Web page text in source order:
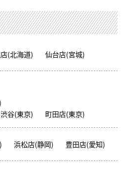
(北海道) 仙台店(宮城)
渋谷(東京)
町田店(東京)
浜松店(静岡) 豊田店(愛知)